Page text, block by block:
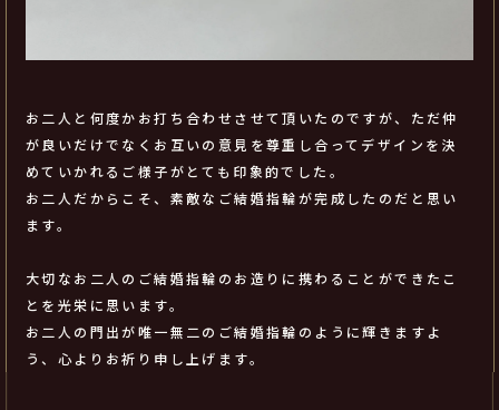
お二人と何度かお打ち合わせさせて頂いたのですが、ただ仲
が良いだけでなくお互いの意見を尊重し合ってデザインを決
めていかれるご様子がとても印象的でした。
お二人だからこそ、素敵なご結婚指輪が完成したのだと思い
ます。
大切なお二人のご結婚指輪のお造りに携わることができたこ
とを光栄に思います。
お二人の門出が唯一無二のご結婚指輪のように輝きますよ
う、心よりお祈り申し上げます。